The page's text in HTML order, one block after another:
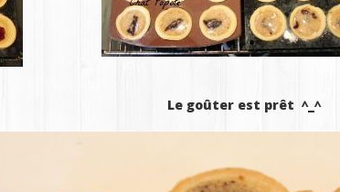
Le goûter est prêt ^_^